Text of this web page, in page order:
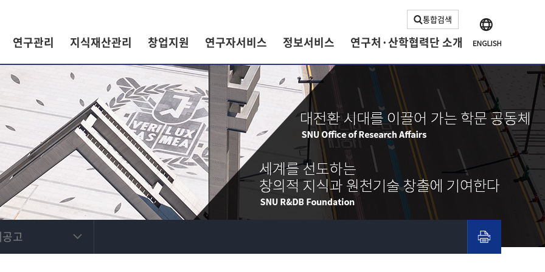
통합검색
연구관리 지식재산관리 창업지원 연구자서비스 정보서비스 연구처·산학협력단 소개
고